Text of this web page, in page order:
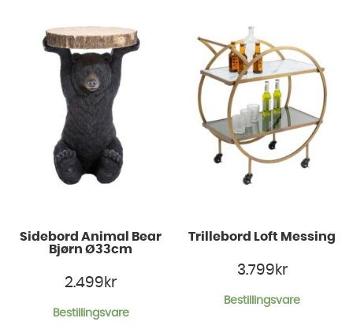
Sidebord Animal Bear
Bjørn Ø33cm
2.499 kr
Bestillingsvare
Trillebord Loft Messing
3.799 kr
Bestillingsvare